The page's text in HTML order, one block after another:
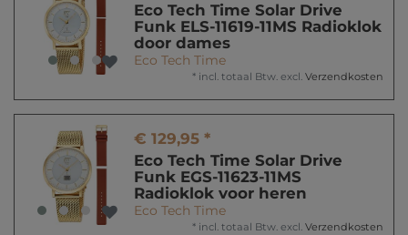
Eco Tech Time Solar Drive
Funk ELS-11619-11MS Radioklok
door dames
Eco Tech Time
* incl. totaal Btw. excl. Verzendkosten
€ 129,95 *
Eco Tech Time Solar Drive
Funk EGS-11623-11MS
Radioklok voor heren
Eco Tech Time
* incl. totaal Btw. excl. Verzendkosten